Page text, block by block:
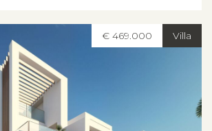
Villa
€ 469.000